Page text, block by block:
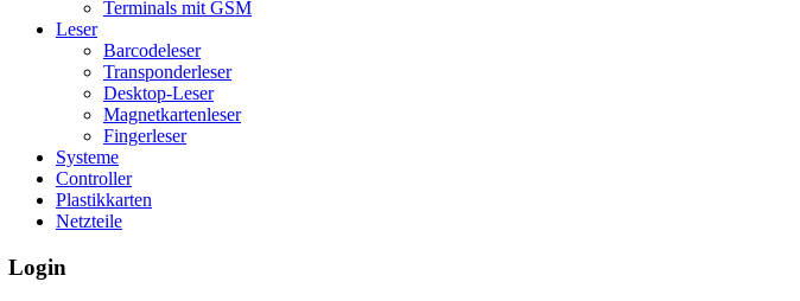
Terminals mit GSM
Leser
Barcodeleser
Transponderleser
Desktop-Leser
Magnetkartenleser
Fingerleser
Systeme
Controller
Plastikkarten
Netzteile
Login